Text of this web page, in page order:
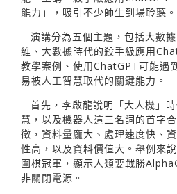
能力」，吸引不少師生到場聆聽。
演講分為五個主題，包括大數
維、大數據時代的殺手級應用
教學案例、使用ChatGPT可能遇
易被人工智慧取代的關鍵能力。
首先，李啟龍說明「大人機」
慧，以及機器人這三名詞的首字
徵，資料量龐大、處理速度快、
性高，以及資料價值大。舉例來
圍棋冠軍，顯示人類要戰勝
非關閉電源。